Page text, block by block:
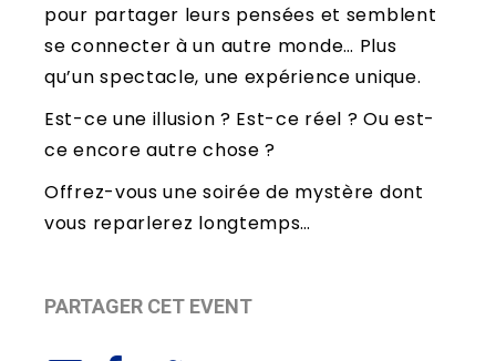
pour partager leurs pensées et semblent
se connecter à un autre monde… Plus
qu’un spectacle, une expérience unique.
Est-ce une illusion ? Est-ce réel ? Ou est-
ce encore autre chose ?
Offrez-vous une soirée de mystère dont
vous reparlerez longtemps…
PARTAGER CET EVENT